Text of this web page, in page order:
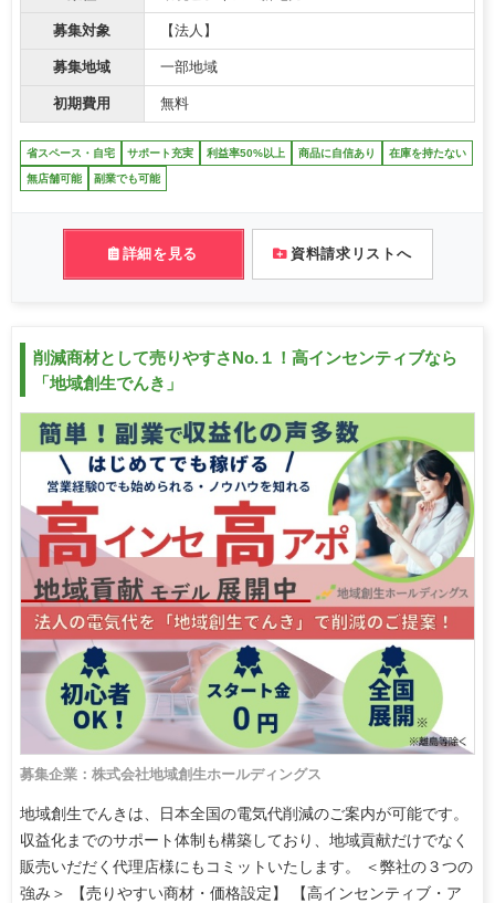
募集対象 【法人】
募集地域 一部地域
初期費用 無料
省スペース・自宅 サポート充実 利益率50%以上 商品に自信あり 在庫を持たない
無店舗可能 副業でも可能
詳細を見る 資料請求リストへ
削減商材として売りやすさNo.１！高インセンティブなら
「地域創生でんき」
募集企業：株式会社地域創生ホールディングス
地域創生でんきは、日本全国の電気代削減のご案内が可能です。
収益化までのサポート体制も構築しており、地域貢献だけでなく
販売いだだく代理店様にもコミットいたします。 ＜弊社の３つの
強み＞ 【売りやすい商材・価格設定】 【高インセンティブ・ア